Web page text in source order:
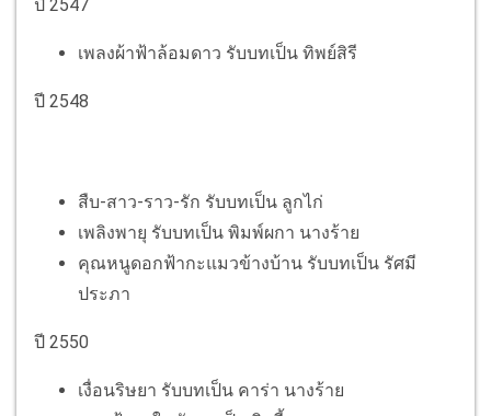
ปี 2547
เพลงผ้าฟ้าล้อมดาว รับบทเป็น ทิพย์สิรี
ปี 2548
สืบ-สาว-ราว-รัก รับบทเป็น ลูกไก่
เพลิงพายุ รับบทเป็น พิมพ์ผกา นางร้าย
คุณหนูดอกฟ้ากะแมวข้างบ้าน รับบทเป็น รัศมี
ประภา
ปี 2550
เงื่อนริษยา รับบทเป็น คาร่า นางร้าย